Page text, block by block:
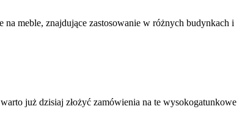
meble, znajdujące zastosowanie w różnych budynkach i
już dzisiaj złożyć zamówienia na te wysokogatunkowe